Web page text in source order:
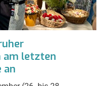
am letzten
an